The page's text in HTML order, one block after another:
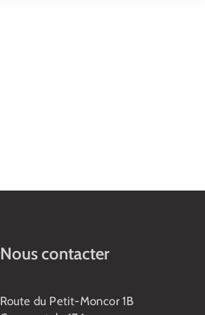
Nous contacter
Route du Petit-Moncor 1B